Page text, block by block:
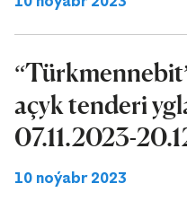
açyk tenderi
07.11.2023-
10 noýabr 2023